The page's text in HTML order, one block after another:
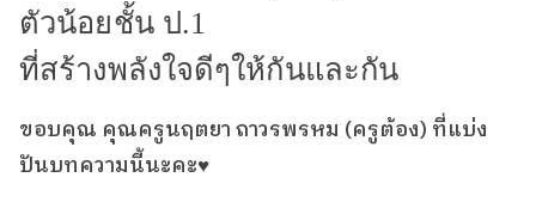
ตัวน้อยชั้น ป.1
ที่สร้างพลังใจดีๆให้กันและกัน
ขอบคุณ คุณครูนฤตยา ถาวรพรหม (ครูต้อง) ที่แบ่ง
ปันบทความนี้นะคะ♥️